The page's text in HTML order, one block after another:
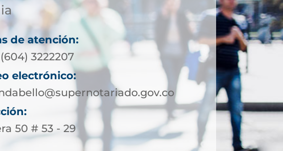
de atención:
3222207
electrónico:
50 # 53 - 29